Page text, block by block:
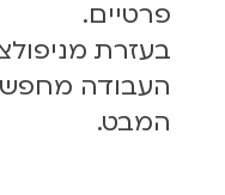
פרטיים.
בעזרת
העבודה
המבט.